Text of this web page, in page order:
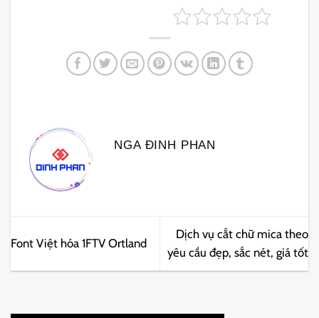
NGA ĐINH PHAN
Font Việt hóa 1FTV Ortland
Dịch vụ cắt chữ mica theo
yêu cầu đẹp, sắc nét, giá tốt